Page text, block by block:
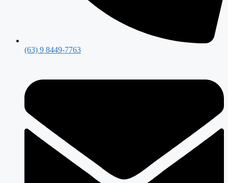
(63) 9 8449-7763